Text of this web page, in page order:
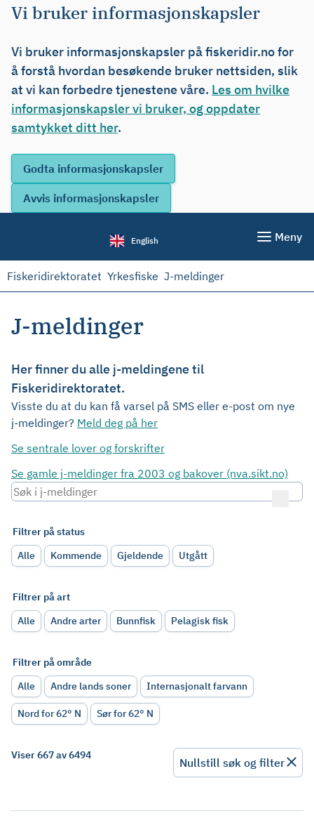
Vi bruker informasjonskapsler
Vi bruker informasjonskapsler på fiskeridir.no for
å forstå hvordan besøkende bruker nettsiden, slik
at vi kan forbedre tjenestene våre. Les om hvilke
informasjonskapsler vi bruker, og oppdater
samtykket ditt her.
English Meny
Fiskeridirektoratet Yrkesfiske J-meldinger
J-meldinger
Her finner du alle j-meldingene til
Fiskeridirektoratet.
Visste du at du kan få varsel på SMS eller e-post om nye
j-meldinger? Meld deg på her
Se sentrale lover og forskrifter
Se gamle j-meldinger fra 2003 og bakover (nva.sikt.no)
Filtrer på status
Alle
Kommende Gjeldende Utgått
Filtrer på art
Alle
Andre arter Bunnfisk Pelagisk fisk
Filtrer på område
Alle
Andre lands soner Internasjonalt farvann
Nord for 62° N Sør for 62° N
Viser 667 av 6494
Nullstill søk og filter